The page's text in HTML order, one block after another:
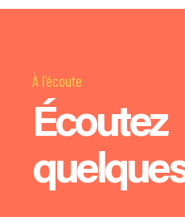
À l'écoute
Écoutez